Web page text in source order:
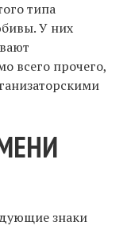
типа
У них
всего прочего,
знаки